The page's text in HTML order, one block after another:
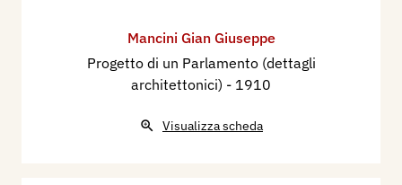
Mancini Gian Giuseppe
Progetto di un Parlamento (dettagli
architettonici) - 1910
Visualizza scheda